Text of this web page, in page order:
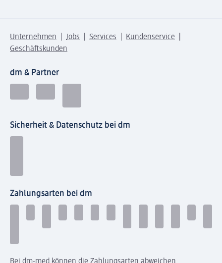
Unternehmen Jobs Services
Kundenservice
Geschäftskunden
dm & Partner
Sicherheit & Datenschutz bei dm
Zahlungsarten bei dm
Bei dm-med können die Zahlungsarten abweichen.